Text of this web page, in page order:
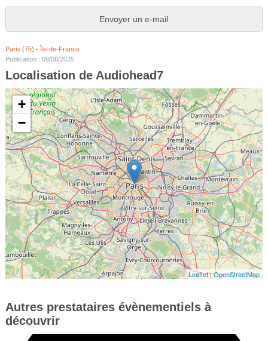
Envoyer un e-mail
Paris (75) -
Île-de-France
Publication : 09/08/2025
Localisation de Audiohead7
+
−
Leaflet|OpenStreetMap
Autres prestataires évènementiels à
découvrir